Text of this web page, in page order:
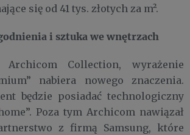
się od 41 tys. złotych za m².
i sztuka we wnętrzach
Collection, wyrażenie
nabiera nowego znaczenia.
będzie posiadać technologiczny
Poza tym Archicom nawiązał
z firmą Samsung, które